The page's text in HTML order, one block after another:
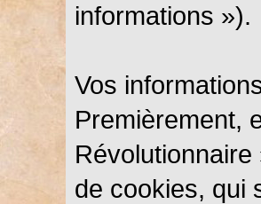
informations »).
Vos
Premièrement,
de cookies, qui